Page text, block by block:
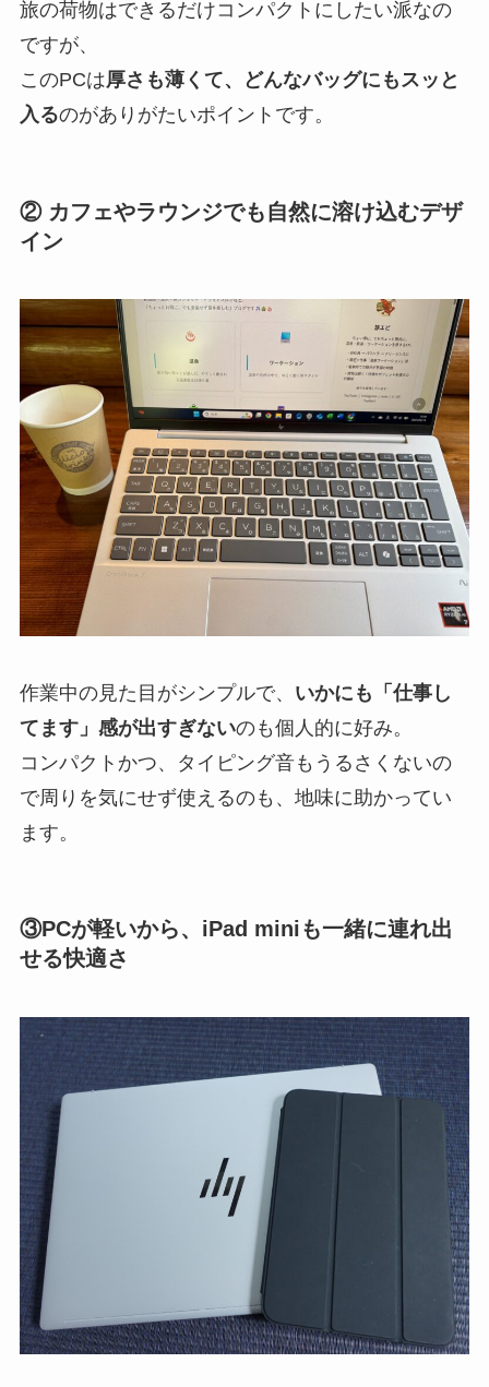
旅の荷物はできるだけコンパクトにしたい派なの
ですが、
このPCは厚さも薄くて、どんなバッグにもスッと
入るのがありがたいポイントです。
② カフェやラウンジでも自然に溶け込むデザ
イン
作業中の見た目がシンプルで、 いかにも「仕事し
てます」感が出すぎないのも個人的に好み。
コンパクトかつ、タイピング音もうるさくないの
で周りを気にせず使えるのも、地味に助かってい
ます。
③PCが軽いから、iPad miniも一緒に連れ出
せる快適さ